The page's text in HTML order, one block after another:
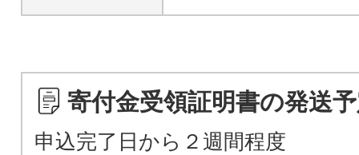
寄付金受領証明書の発送
申込完了日から２週間程度